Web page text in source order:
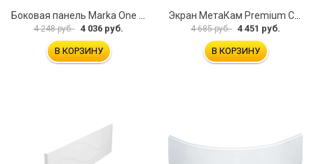
Боковая панель Marka One Flat 80 MG L 02бфл80мгл
4 248 руб. 4 036 руб.
В КОРЗИНУ
Экран МетаКам Premium Collection 4650208860133
4 685 руб. 4 451 руб.
В КОРЗИНУ